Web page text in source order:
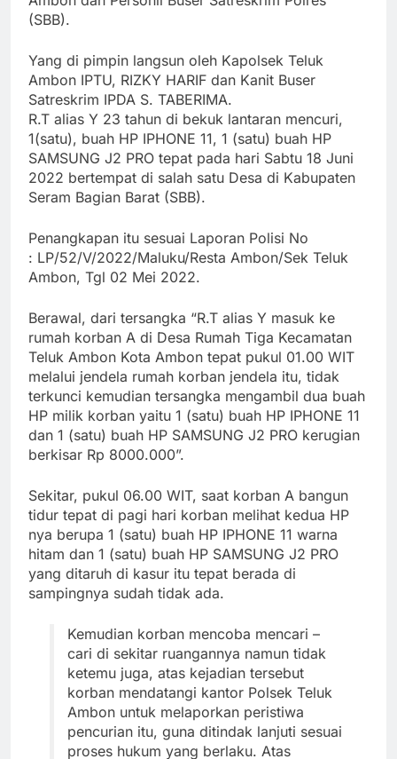
(SBB).
Yang di pimpin langsun oleh Kapolsek Teluk
Ambon IPTU, RIZKY HARIF dan Kanit Buser
Satreskrim IPDA S. TABERIMA.
R.T alias Y 23 tahun di bekuk lantaran mencuri,
1(satu), buah HP IPHONE 11, 1 (satu) buah HP
SAMSUNG J2 PRO tepat pada hari Sabtu 18 Juni
2022 bertempat di salah satu Desa di Kabupaten
Seram Bagian Barat (SBB).
Penangkapan itu sesuai Laporan Polisi No
: LP/52/V/2022/Maluku/Resta Ambon/Sek Teluk
Ambon, Tgl 02 Mei 2022.
Berawal, dari tersangka “R.T alias Y masuk ke
rumah korban A di Desa Rumah Tiga Kecamatan
Teluk Ambon Kota Ambon tepat pukul 01.00 WIT
melalui jendela rumah korban jendela itu, tidak
terkunci kemudian tersangka mengambil dua buah
HP milik korban yaitu 1 (satu) buah HP IPHONE 11
dan 1 (satu) buah HP SAMSUNG J2 PRO kerugian
berkisar Rp 8000.000”.
Sekitar, pukul 06.00 WIT, saat korban A bangun
tidur tepat di pagi hari korban melihat kedua HP
nya berupa 1 (satu) buah HP IPHONE 11 warna
hitam dan 1 (satu) buah HP SAMSUNG J2 PRO
yang ditaruh di kasur itu tepat berada di
sampingnya sudah tidak ada.
Kemudian korban mencoba mencari –
cari di sekitar ruangannya namun tidak
ketemu juga, atas kejadian tersebut
korban mendatangi kantor Polsek Teluk
Ambon untuk melaporkan peristiwa
pencurian itu, guna ditindak lanjuti sesuai
proses hukum yang berlaku. Atas